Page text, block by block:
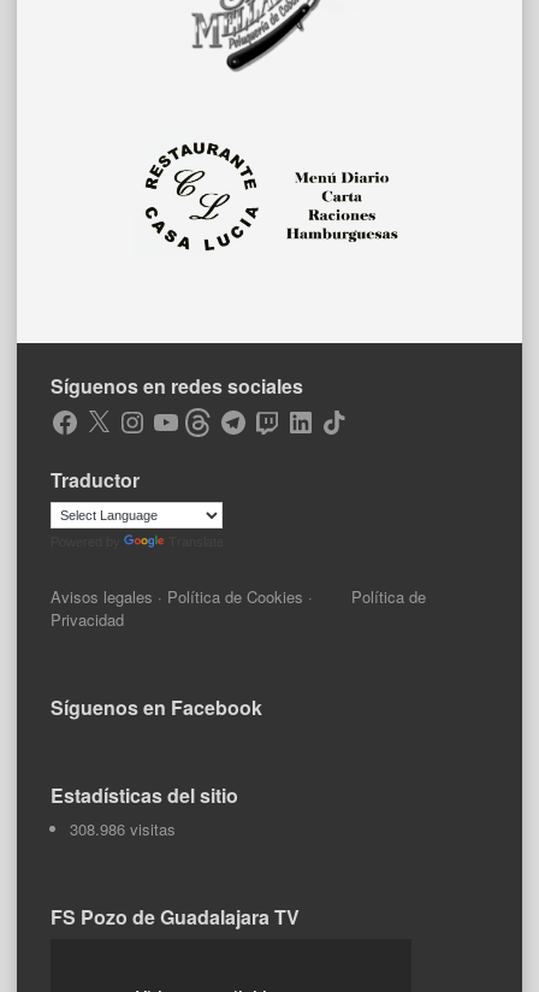
Síguenos en redes sociales
Facebook
X Instagram
YouTubeThreadsTelegramTwitchLinkedIn
TikTok
Traductor
Avisos legales · Política de Cookies · Política de
Privacidad
Síguenos en Facebook
Estadísticas del sitio
308.986 visitas
FS Pozo de Guadalajara TV